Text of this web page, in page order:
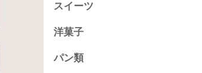
スイーツ
洋菓子
パン類